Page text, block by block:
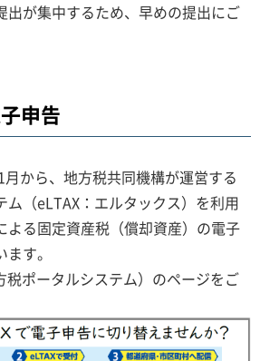
出が集中するため、早めの提出にご
申告
から、地方税共同機構が運営する
ム（eLTAX：エルタックス）を利用
よる固定資産税（償却資産）の電子
す。
税ポータルシステム）のページをご